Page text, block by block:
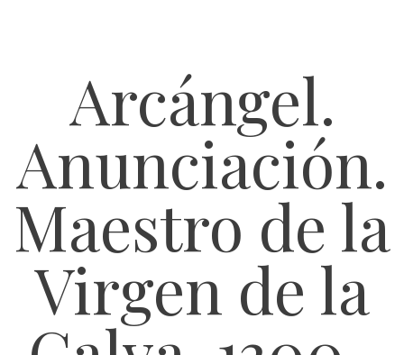
Arcángel.
Anunciación.
Maestro de la
Virgen de la